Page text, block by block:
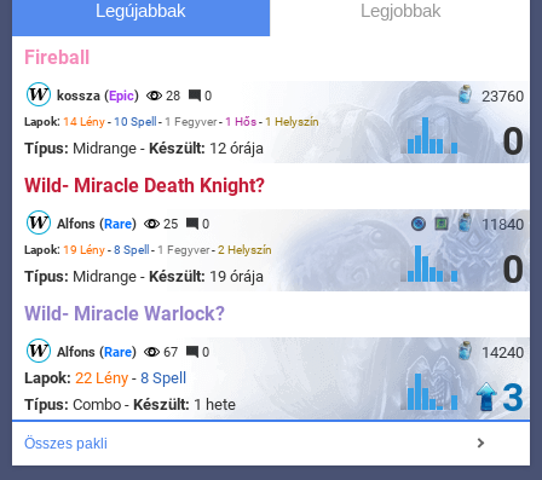
Legújabbak Legjobbak
Fireball
23760
kossza (Epic) 28 0
Lapok: 14 Lény-10 Spell - 1 Fegyver-1 Hős-1 Helyszín
Típus: Midrange - Készült: 12 órája 0
Wild- Miracle Death Knight?
11840
Alfons (Rare) 25 0
Lapok: 19 Lény-8 Spell - 1 Fegyver-2 Helyszín
Típus: Midrange - Készült: 19 órája 0
Wild- Miracle Warlock?
14240
Alfons (Rare) 67 0
Lapok: 22 Lény - 8 Spell
Típus: Combo - Készült: 1 hete 3
Összes pakli